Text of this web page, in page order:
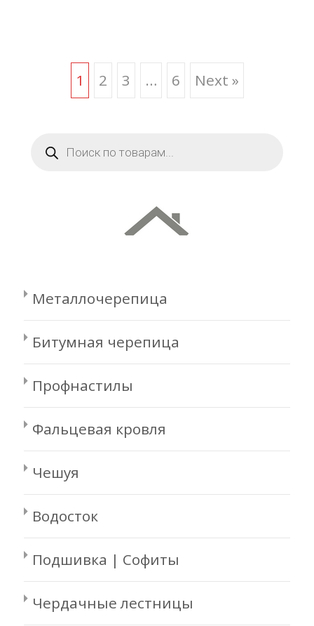
Posts
navigation
1 2 3 … 6 Next »
товаров
Металлочерепица
Битумная черепица
Профнастилы
Фальцевая кровля
Чешуя
Водосток
Подшивка | Софиты
Чердачные лестницы